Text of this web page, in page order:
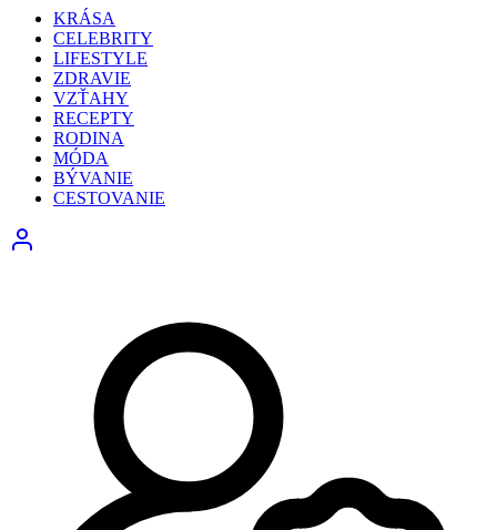
KRÁSA
CELEBRITY
LIFESTYLE
ZDRAVIE
VZŤAHY
RECEPTY
RODINA
MÓDA
BÝVANIE
CESTOVANIE